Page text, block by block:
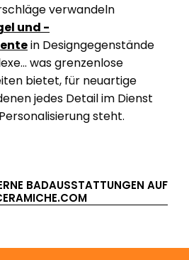
verwandeln
und -
in Designgegenstände
was grenzenlose
bietet, für neuartige
jedes Detail im Dienst
steht.
BADAUSSTATTUNGEN AUF